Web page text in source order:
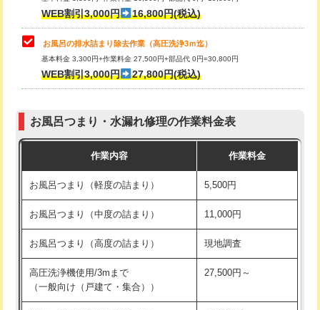
小便器トイレ脱着
その他部品の脱着 8,800円～
交換・取付（タンク）
交換・取付（普通便座） 11,000円+材料費
交換・取付（温水洗浄便座） 16,500円+材料費
交換・取付(単水栓（壁付・デッキ
式）)
13,200円+材料費
交換・取付(混合水栓（壁付・デッキ
式・ワンホール）)
16,500円+材料費
交換・取付(排水栓・排水トラップ
（P/S/ポップアップ））
22,000円+材料費
WEB割引3,000円 16,800円(税込)
お風呂の排水詰まり除去作業（高圧洗浄3ｍ迄）
基本料金 3,300円+作業料金 27,500円+部品代 0円=30,800円
WEB割引3,000円 27,800円(税込)
お風呂つまり・水漏れ修理の作業料金表
作業内容 作業料金
お風呂つまり（軽度の詰まり） 5,500円
お風呂つまり（中度の詰まり） 11,000円
お風呂つまり（高度の詰まり） 現地調査
高圧洗浄機使用/3mまで
（一般向け（戸建て・集合））
27,500円～